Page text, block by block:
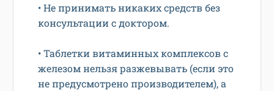
• Не принимать никаких средств без
консультации с доктором.
• Таблетки витаминных комплексов с
железом нельзя разжевывать (если это
не предусмотрено производителем), а